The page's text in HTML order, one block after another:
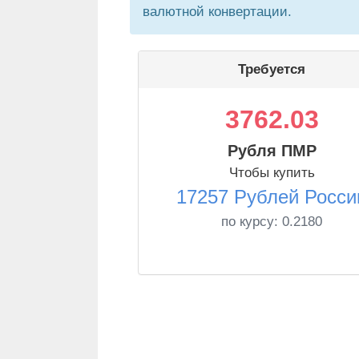
валютной конвертации.
Требуется
3762.03
Рубля ПМР
Чтобы купить
17257 Рублей
по курсу: 0.2180